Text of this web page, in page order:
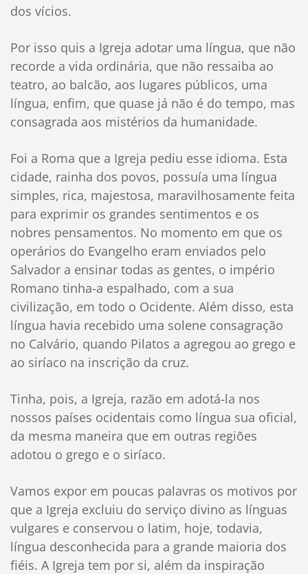
dos vícios.
Por isso quis a Igreja adotar uma língua, que não
recorde a vida ordinária, que não ressaiba ao
teatro, ao balcão, aos lugares públicos, uma
língua, enfim, que quase já não é do tempo, mas
consagrada aos mistérios da humanidade.
Foi a Roma que a Igreja pediu esse idioma. Esta
cidade, rainha dos povos, possuía uma língua
simples, rica, majestosa, maravilhosamente feita
para exprimir os grandes sentimentos e os
nobres pensamentos. No momento em que os
operários do Evangelho eram enviados pelo
Salvador a ensinar todas as gentes, o império
Romano tinha-a espalhado, com a sua
civilização, em todo o Ocidente. Além disso, esta
língua havia recebido uma solene consagração
no Calvário, quando Pilatos a agregou ao grego e
ao siríaco na inscrição da cruz.
Tinha, pois, a Igreja, razão em adotá-la nos
nossos países ocidentais como língua sua oficial,
da mesma maneira que em outras regiões
adotou o grego e o siríaco.
Vamos expor em poucas palavras os motivos por
que a Igreja excluiu do serviço divino as línguas
vulgares e conservou o latim, hoje, todavia,
língua desconhecida para a grande maioria dos
fiéis. A Igreja tem por si, além da inspiração